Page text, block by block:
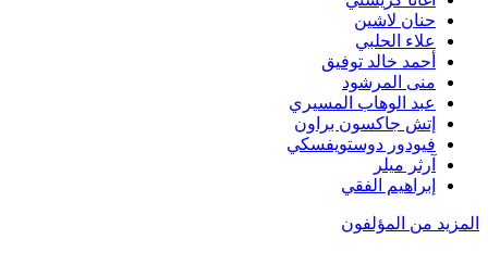
حنان لاشين
علاء الحلبي
أحمد خالد توفيق
منى المرشود
عبد الوهاب المسيري
إتش جاكسون براون
فيودور دوستويفسكي
آرثر ميلر
إبراهيم الفقي
المزيد من المؤلفون